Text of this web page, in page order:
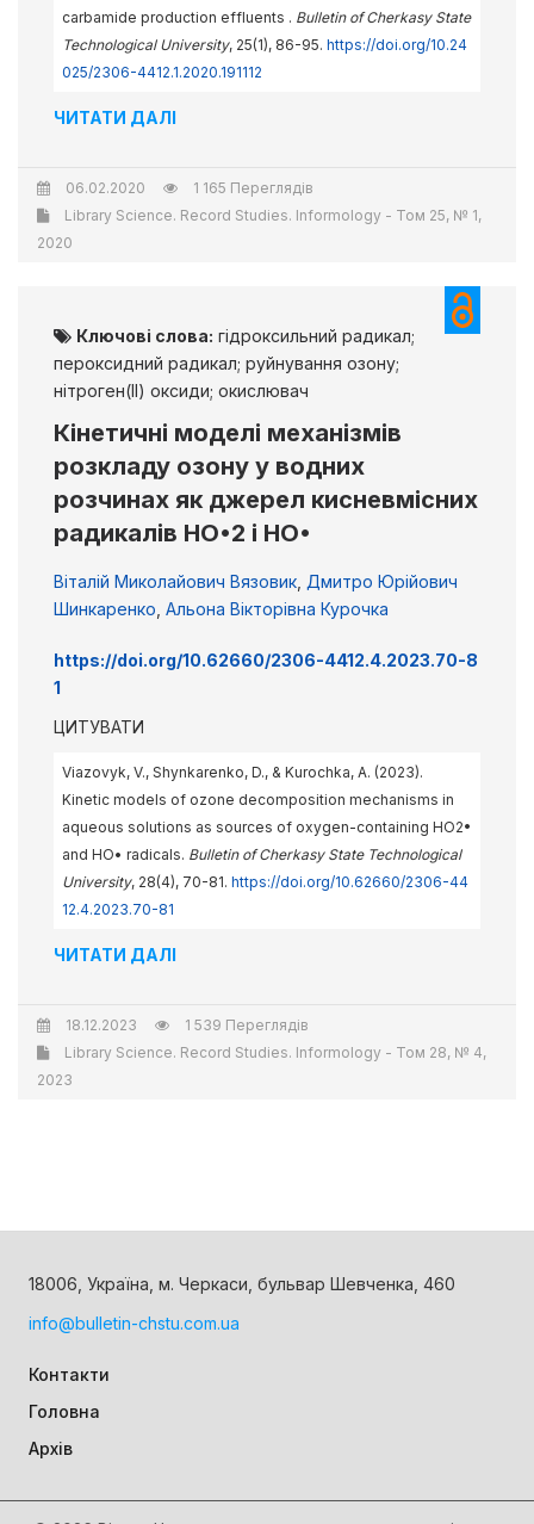
carbamide production effluents . Bulletin of Cherkasy State
Technological University, 25(1), 86-95. https://doi.org/10.24
025/2306-4412.1.2020.191112
ЧИТАТИ ДАЛІ
06.02.2020
1 165 Переглядів
Library Science. Record Studies. Informology - Том 25, № 1,
2020
Ключові слова: гідроксильний радикал;
пероксидний радикал; руйнування озону;
нітроген(ІІ) оксиди; окислювач
Кінетичні моделі механізмів
розкладу озону у водних
розчинах як джерел кисневмісних
радикалів HO•2 і HO•
Віталій Миколайович Вязовик Дмитро Юрійович
Шинкаренко Альона Вікторівна Курочка
https://doi.org/10.62660/2306-4412.4.2023.70-8
1
ЦИТУВАТИ
Viazovyk, V., Shynkarenko, D., & Kurochka, A. (2023).
Kinetic models of ozone decomposition mechanisms in
aqueous solutions as sources of oxygen-containing HO2•
and HO• radicals. Bulletin of Cherkasy State Technological
University, 28(4), 70-81. https://doi.org/10.62660/2306-44
12.4.2023.70-81
ЧИТАТИ ДАЛІ
18.12.2023
1 539 Переглядів
Library Science. Record Studies. Informology - Том 28, № 4,
2023
18006, Україна, м. Черкаси, бульвар Шевченка, 460
info@bulletin-chstu.com.ua
Контакти
Головна
Архів